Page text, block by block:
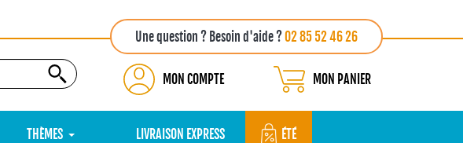
Une question ? Besoin d'aide ?02 85 52 46 26
MON COMPTE MON PANIER
THÈMES LIVRAISON EXPRESS ÉTÉ